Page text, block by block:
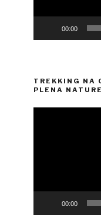
00:00
TREKKING NA
PLENA
00:00